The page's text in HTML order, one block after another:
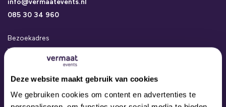
Deze website maakt gebruik van cookies
We gebruiken cookies om content en advertenties te
info@vermaatevents.nl
085 30 34 960
Bezoekadres
Vermaat Events
Kamerlingh Onneslaan 24a
3401 MZ IJsselstein